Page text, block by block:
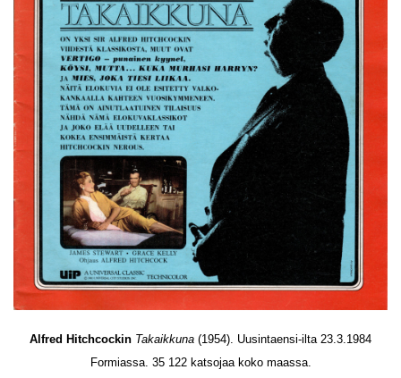
Alfred Hitchcockin Takaikkuna (1954). Uusintaensi-ilta 23.3.1984
Formiassa. 35 122 katsojaa koko maassa.